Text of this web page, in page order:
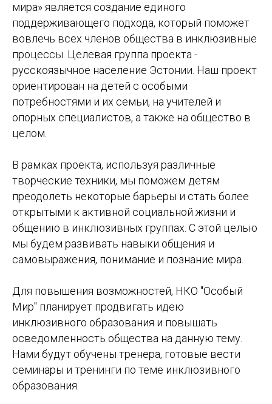
мира» является создание единого
поддерживающего подхода, который поможет
вовлечь всех членов общества в инклюзивные
процессы. Целевая группа проекта -
русскоязычное население Эстонии. Наш проект
ориентирован на детей с особыми
потребностями и их семьи, на учителей и
опорных специалистов, а также на общество в
целом.
В рамках проекта, используя различные
творческие техники, мы поможем детям
преодолеть некоторые барьеры и стать более
открытыми к активной социальной жизни и
общению в инклюзивных группах. С этой целью
мы будем развивать навыки общения и
самовыражения, понимание и познание мира.
Для повышения возможностей, НКО "Особый
Мир" планирует продвигать идею
инклюзивного образования и повышать
осведомленность общества на данную тему.
Нами будут обучены тренера, готовые вести
семинары и тренинги по теме инклюзивного
образования.